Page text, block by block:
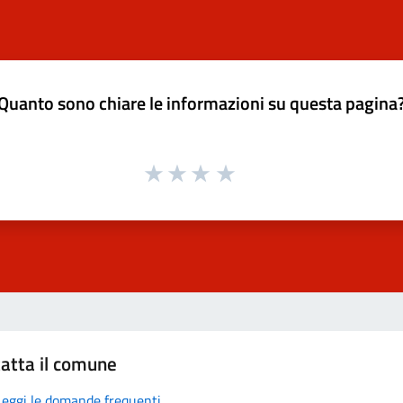
sono chiare le informazioni su questa
il comune